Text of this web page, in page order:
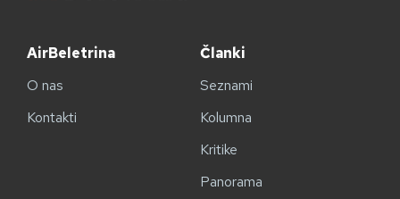
AirBeletrina
O nas
Kontakti
Članki
Seznami
Kolumna
Kritike
Panorama